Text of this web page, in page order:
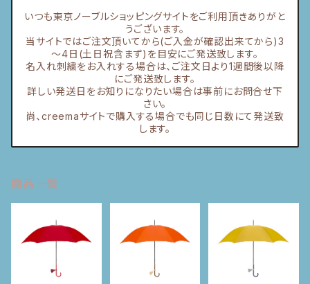
いつも東京ノーブルショッピングサイトをご利用頂きありがと
うございます。
当サイトではご注文頂いてから(ご入金が確認出来てから)3
～4日(土日祝含まず)を目安にご発送致します。
名入れ刺繍をお入れする場合は、ご注文日より1週間後以降
にご発送致します。
詳しい発送日をお知りになりたい場合は事前にお問合せ下
さい。
尚、creemaサイトで購入する場合でも同じ日数にて発送致
します。
商品一覧